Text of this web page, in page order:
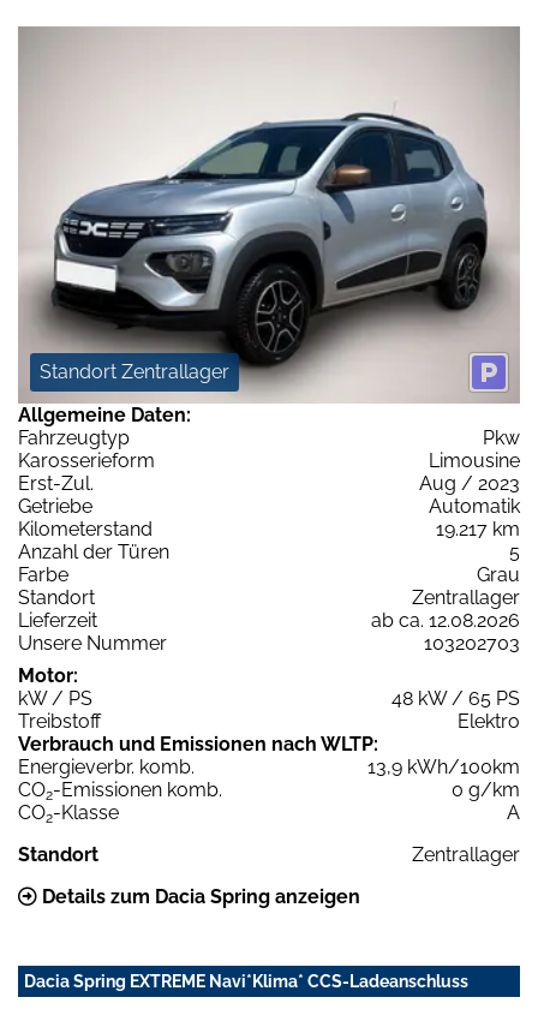
Standort Zentrallager
Allgemeine Daten:
Fahrzeugtyp
Pkw
Karosserieform
Limousine
Erst-Zul.
Aug / 2023
Getriebe
Automatik
Kilometerstand
19.217 km
Anzahl der Türen
5
Farbe
Grau
Standort
Zentrallager
Lieferzeit
ab ca. 12.08.2026
Unsere Nummer
103202703
Motor:
kW / PS
48 kW / 65 PS
Treibstoff
Elektro
Verbrauch und Emissionen nach WLTP:
Energieverbr. komb.
13,9 kWh/100km
CO2-Emissionen komb.
0 g/km
CO2-Klasse
A
Standort
Zentrallager
Details zum Dacia Spring anzeigen
Dacia Spring EXTREME Navi*Klima* CCS-Ladeanschluss